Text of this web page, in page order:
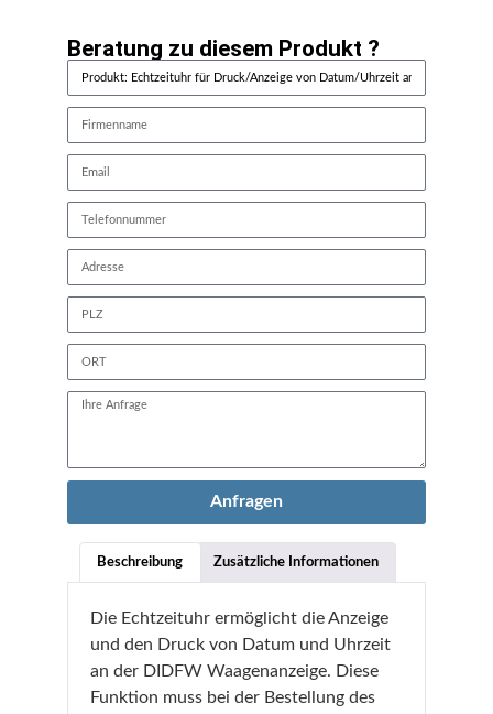
Beschreibung Zusätzliche Informationen
Die Echtzeituhr ermöglicht die Anzeige
und den Druck von Datum und Uhrzeit
an der DIDFW Waagenanzeige. Diese
Funktion muss bei der Bestellung des
Beratung zu diesem Produkt ?
Anfragen